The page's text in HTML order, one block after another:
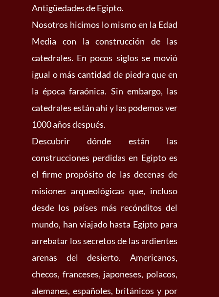
Antigüedades de Egipto.
Nosotros hicimos lo mismo en la Edad
Media con la construcción de las
catedrales. En pocos siglos se movió
igual o más cantidad de piedra que en
la época faraónica. Sin embargo, las
catedrales están ahí y las podemos ver
1000 años después.
Descubrir dónde están las
construcciones perdidas en Egipto es
el firme propósito de las decenas de
misiones arqueológicas que, incluso
desde los países más recónditos del
mundo, han viajado hasta Egipto para
arrebatar los secretos de las ardientes
arenas del desierto. Americanos,
checos, franceses, japoneses, polacos,
alemanes, españoles, británicos y por